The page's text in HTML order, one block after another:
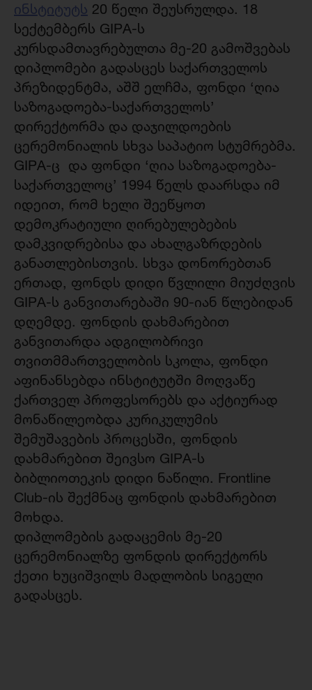
ინსტიტუტს 20 წელი შეუსრულდა. 18
სექტემბერს GIPA-ს
კურსდამთავრებულთა მე-20 გამოშვებას
დიპლომები გადასცეს საქართველოს
პრეზიდენტმა, აშშ ელჩმა, ფონდი ‘ღია
საზოგადოება-საქართველოს’
დირექტორმა და დაჯილდოების
ცერემონიალის სხვა საპატიო სტუმრებმა.
GIPA-ც და ფონდი ‘ღია საზოგადოება-
საქართველოც’ 1994 წელს დაარსდა იმ
იდეით, რომ ხელი შეეწყოთ
დემოკრატიული ღირებულებების
დამკვიდრებისა და ახალგაზრდების
განათლებისთვის. სხვა დონორებთან
ერთად, ფონდს დიდი წვლილი მიუძღვის
GIPA-ს განვითარებაში 90-იან წლებიდან
დღემდე. ფონდის დახმარებით
განვითარდა ადგილობრივი
თვითმმართველობის სკოლა, ფონდი
აფინანსებდა ინსტიტუტში მოღვაწე
ქართველ პროფესორებს და აქტიურად
მონაწილეობდა კურიკულუმის
შემუშავების პროცესში, ფონდის
დახმარებით შეივსო GIPA-ს
ბიბლიოთეკის დიდი ნაწილი. Frontline
Club-ის შექმნაც ფონდის დახმარებით
მოხდა.
დიპლომების გადაცემის მე-20
ცერემონიალზე ფონდის დირექტორს
ქეთი ხუციშვილს მადლობის სიგელი
გადასცეს.